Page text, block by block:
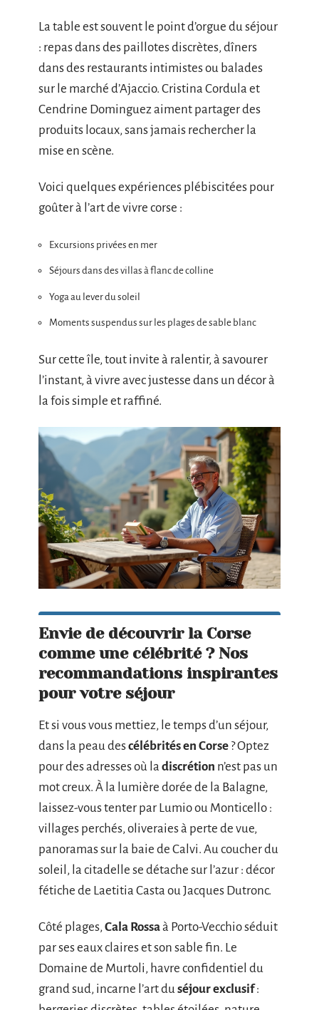
La table est souvent le point d’orgue du séjour
: repas dans des paillotes discrètes, dîners
dans des restaurants intimistes ou balades
sur le marché d’Ajaccio. Cristina Cordula et
Cendrine Dominguez aiment partager des
produits locaux, sans jamais rechercher la
mise en scène.
Voici quelques expériences plébiscitées pour
goûter à l’art de vivre corse :
Excursions privées en mer
Séjours dans des villas à flanc de colline
Yoga au lever du soleil
Moments suspendus sur les plages de sable blanc
Sur cette île, tout invite à ralentir, à savourer
l’instant, à vivre avec justesse dans un décor à
la fois simple et raffiné.
Envie de découvrir la Corse
comme une célébrité ? Nos
recommandations inspirantes
pour votre séjour
Et si vous vous mettiez, le temps d’un séjour,
dans la peau descélébrités en Corse ? Optez
pour des adresses où la discrétion n’est pas un
mot creux. À la lumière dorée de la Balagne,
laissez-vous tenter par Lumio ou Monticello :
villages perchés, oliveraies à perte de vue,
panoramas sur la baie de Calvi. Au coucher du
soleil, la citadelle se détache sur l’azur : décor
fétiche de Laetitia Casta ou Jacques Dutronc.
Côté plages,Cala Rossaà Porto-Vecchio séduit
par ses eaux claires et son sable fin. Le
Domaine de Murtoli, havre confidentiel du
grand sud, incarne l’art duséjour exclusif: